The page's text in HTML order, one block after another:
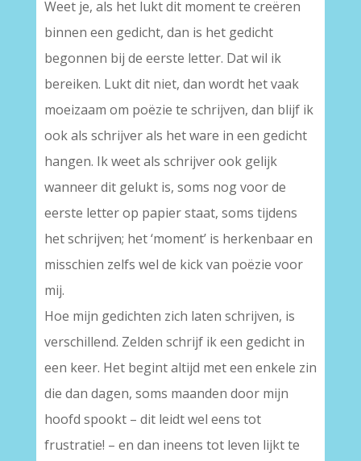
Weet je, als het lukt dit moment te creëren
binnen een gedicht, dan is het gedicht
begonnen bij de eerste letter. Dat wil ik
bereiken. Lukt dit niet, dan wordt het vaak
moeizaam om poëzie te schrijven, dan blijf ik
ook als schrijver als het ware in een gedicht
hangen. Ik weet als schrijver ook gelijk
wanneer dit gelukt is, soms nog voor de
eerste letter op papier staat, soms tijdens
het schrijven; het ‘moment’ is herkenbaar en
misschien zelfs wel de kick van poëzie voor
mij.
Hoe mijn gedichten zich laten schrijven, is
verschillend. Zelden schrijf ik een gedicht in
een keer. Het begint altijd met een enkele zin
die dan dagen, soms maanden door mijn
hoofd spookt – dit leidt wel eens tot
frustratie! – en dan ineens tot leven lijkt te